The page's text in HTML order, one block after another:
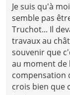
Je suis qu'à
semble pas
Truchot... Il
travaux au
souvenir que
au moment de
compensation
crois bien que